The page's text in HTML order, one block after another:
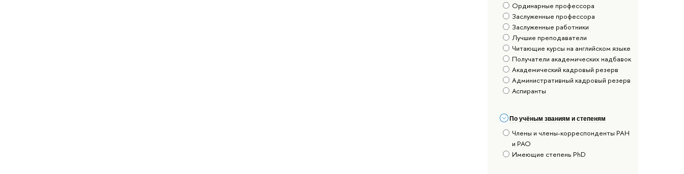
Ординарные профессора
Заслуженные профессора
Заслуженные работники
Лучшие преподаватели
Читающие курсы на английском языке
Получатели академических надбавок
Академический кадровый резерв
Административный кадровый резерв
Аспиранты
По учёным званиям и степеням
Члены и члены-корреспонденты РАН
и РАО
Имеющие степень PhD